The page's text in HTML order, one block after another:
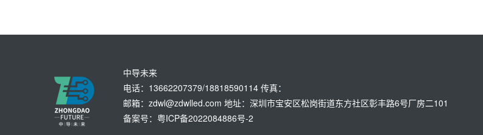
中导未来
电话：13662207379/18818590114 传真：
邮箱：zdwl@zdwlled.com 地址：深圳市宝安区松岗街道东方社区彰丰路6号厂房二101
备案号：粤ICP备2022084886号-2